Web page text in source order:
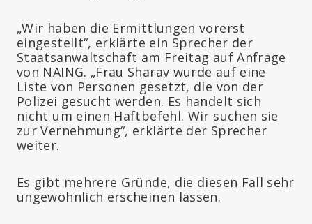
„Wir haben die Ermittlungen vorerst
eingestellt“, erklärte ein Sprecher der
Staatsanwaltschaft am Freitag auf Anfrage
von NAING. „Frau Sharav wurde auf eine
Liste von Personen gesetzt, die von der
Polizei gesucht werden. Es handelt sich
nicht um einen Haftbefehl. Wir suchen sie
zur Vernehmung“, erklärte der Sprecher
weiter.
Es gibt mehrere Gründe, die diesen Fall sehr
ungewöhnlich erscheinen lassen.